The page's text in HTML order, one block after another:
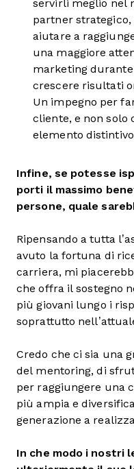
servirli meglio nel
partner strategico,
aiutare a
una maggiore
marketing
crescere risultati
Un impegno per
cliente, e non solo
elemento
Infine, se potesse
porti il massimo
persone, quale
Ripensando a tutta
avuto la fortuna di
carriera, mi
che offra il sostegno
più giovani lungo i
soprattutto
Credo che ci sia una
del mentoring, di
per raggiungere una
più ampia e
generazione a
In che modo i nostri